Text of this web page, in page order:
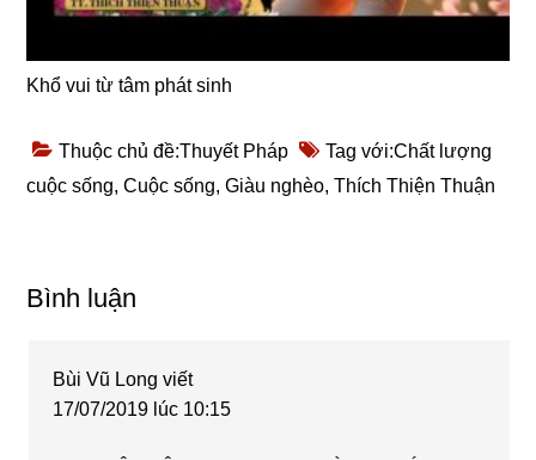
Khổ vui từ tâm phát sinh
Thuộc chủ đề:Thuyết Pháp Tag với:Chất lượng
cuộc sống,Cuộc sống,Giàu nghèo,Thích Thiện Thuận
Reader
Bình luận
Bùi Vũ Long viết
17/07/2019 lúc 10:15